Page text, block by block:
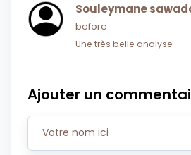
Souleymane
before
Une très belle analyse
Ajouter un